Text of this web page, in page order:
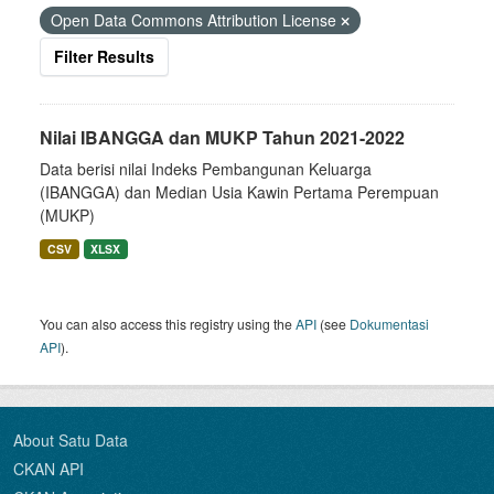
Open Data Commons Attribution License
Filter Results
Nilai IBANGGA dan MUKP Tahun 2021-2022
Data berisi nilai Indeks Pembangunan Keluarga
(IBANGGA) dan Median Usia Kawin Pertama Perempuan
(MUKP)
CSV XLSX
You can also access this registry using theAPI (see Dokumentasi
API).
About Satu Data
CKAN API